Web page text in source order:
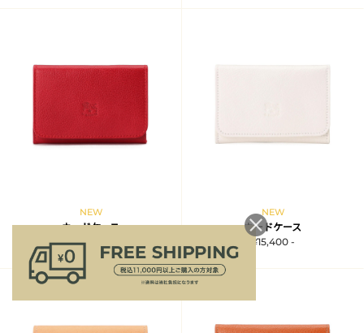
NEW
カードケース
¥15,400 -
NEW
カードケース
¥15,400 -